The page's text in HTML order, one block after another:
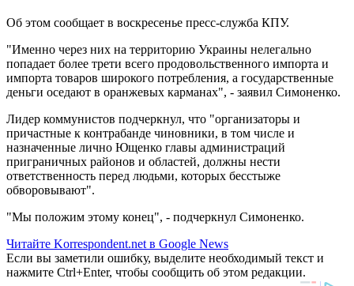
Об этом сообщает в воскресенье пресс-служба КПУ.
"Именно через них на территорию Украины нелегально
попадает более трети всего продовольственного импорта и
импорта товаров широкого потребления, а государственные
деньги оседают в оранжевых карманах", - заявил Симоненко.
Лидер коммунистов подчеркнул, что "организаторы и
причастные к контрабанде чиновники, в том числе и
назначенные лично Ющенко главы администраций
приграничных районов и областей, должны нести
ответственность перед людьми, которых бесстыже
обворовывают".
"Мы положим этому конец", - подчеркнул Симоненко.
Читайте Korrespondent.net в Google News
Если вы заметили ошибку, выделите необходимый текст и
нажмите Ctrl+Enter, чтобы сообщить об этом редакции.